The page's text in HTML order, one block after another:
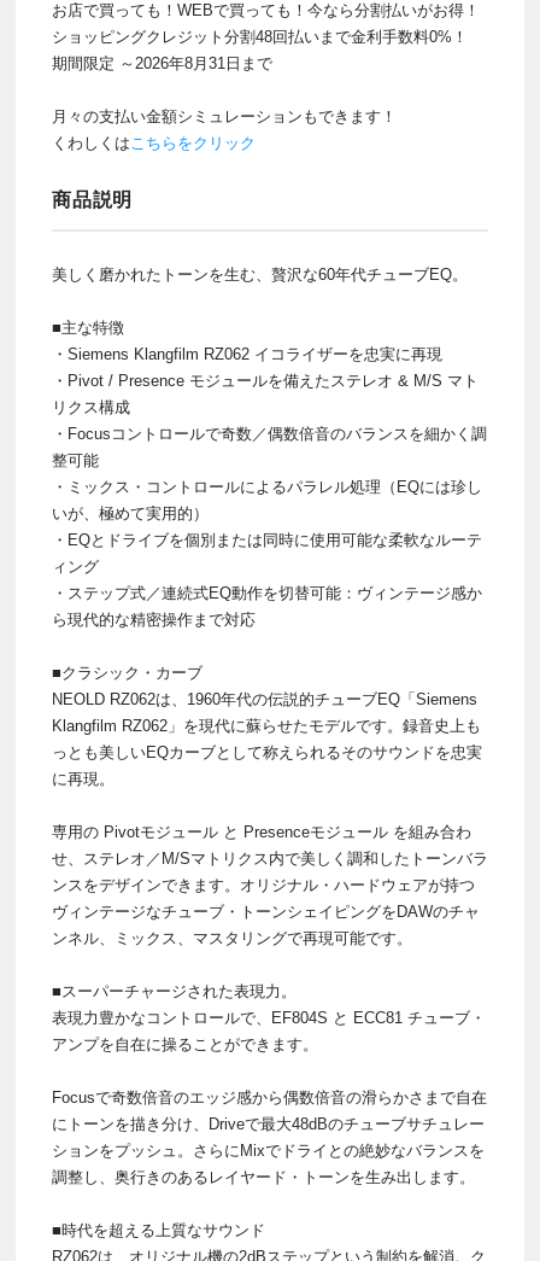
お店で買っても！WEBで買っても！今なら分割払いがお得！
ショッピングクレジット分割48回払いまで金利手数料0%！
期間限定 ～2026年8月31日まで
月々の支払い金額シミュレーションもできます！
くわしくはこちらをクリック
商品説明
美しく磨かれたトーンを生む、贅沢な60年代チューブEQ。
■主な特徴
・Siemens Klangfilm RZ062 イコライザーを忠実に再現
・Pivot / Presence モジュールを備えたステレオ & M/S マト
リクス構成
・Focusコントロールで奇数／偶数倍音のバランスを細かく調
整可能
・ミックス・コントロールによるパラレル処理（EQには珍し
いが、極めて実用的）
・EQとドライブを個別または同時に使用可能な柔軟なルーテ
ィング
・ステップ式／連続式EQ動作を切替可能：ヴィンテージ感か
ら現代的な精密操作まで対応
■クラシック・カーブ
NEOLD RZ062は、1960年代の伝説的チューブEQ「Siemens
Klangfilm RZ062」を現代に蘇らせたモデルです。録音史上も
っとも美しいEQカーブとして称えられるそのサウンドを忠実
に再現。
専用の Pivotモジュール と Presenceモジュール を組み合わ
せ、ステレオ／M/Sマトリクス内で美しく調和したトーンバラ
ンスをデザインできます。オリジナル・ハードウェアが持つ
ヴィンテージなチューブ・トーンシェイピングをDAWのチャ
ンネル、ミックス、マスタリングで再現可能です。
■スーパーチャージされた表現力。
表現力豊かなコントロールで、EF804S と ECC81 チューブ・
アンプを自在に操ることができます。
Focusで奇数倍音のエッジ感から偶数倍音の滑らかさまで自在
にトーンを描き分け、Driveで最大48dBのチューブサチュレー
ションをプッシュ。さらにMixでドライとの絶妙なバランスを
調整し、奥行きのあるレイヤード・トーンを生み出します。
■時代を超える上質なサウンド
RZ062は、オリジナル機の2dBステップという制約を解消。ク